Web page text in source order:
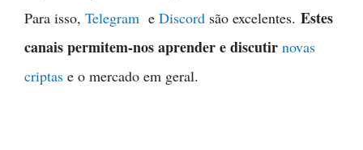
Para isso, Telegram e Discord são excelentes. Estes
canais permitem-nos aprender e discutir novas
criptas e o mercado em geral.